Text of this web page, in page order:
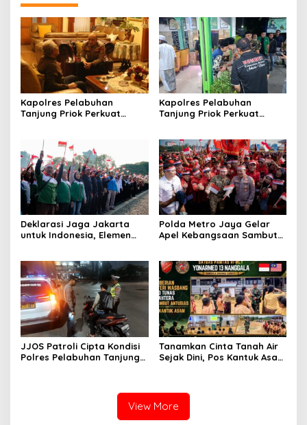
Kapolres Pelabuhan
Tanjung Priok Perkuat
Bahas Kamtibmas dan
Kerukunan
Kapolres Pelabuhan
Tanjung Priok Perkuat
Deklarasi Jaga Jakarta
untuk Indonesia, Elemen
Polda Metro Jaya Gelar
Apel Kebangsaan Sambut
JJOS Patroli Cipta Kondisi
Polres Pelabuhan Tanjung
Tanamkan Cinta Tanah Air
Sejak Dini, Pos Kantuk Asam
Tunas Sejahtera Sungai
Biru
View More